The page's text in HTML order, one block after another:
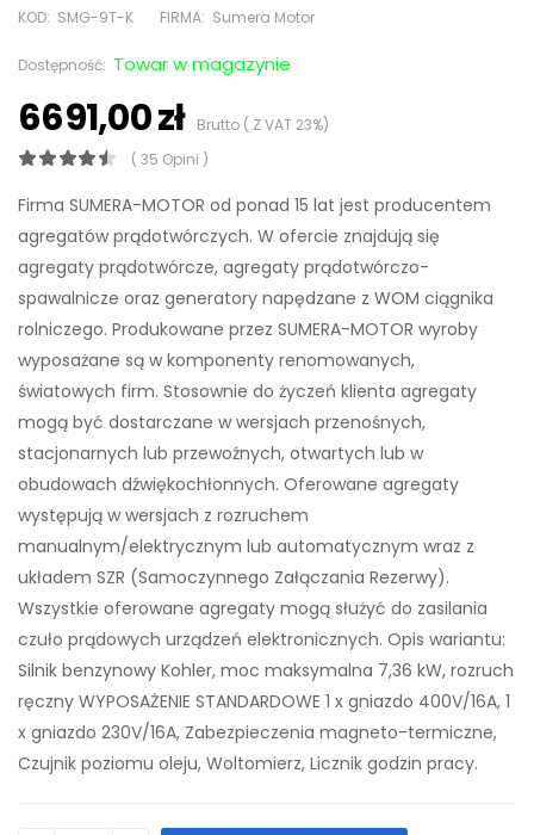
KOD: SMG-9T-K FIRMA: Sumera Motor
Dostępność: Towar w magazynie
6691,00 złBrutto ( Z VAT 23%)
( 35 Opini )
Firma SUMERA-MOTOR od ponad 15 lat jest producentem
agregatów prądotwórczych. W ofercie znajdują się
agregaty prądotwórcze, agregaty prądotwórczo-
spawalnicze oraz generatory napędzane z WOM ciągnika
rolniczego. Produkowane przez SUMERA-MOTOR wyroby
wyposażane są w komponenty renomowanych,
światowych firm. Stosownie do życzeń klienta agregaty
mogą być dostarczane w wersjach przenośnych,
stacjonarnych lub przewoźnych, otwartych lub w
obudowach dźwiękochłonnych. Oferowane agregaty
występują w wersjach z rozruchem
manualnym/elektrycznym lub automatycznym wraz z
układem SZR (Samoczynnego Załączania Rezerwy).
Wszystkie oferowane agregaty mogą służyć do zasilania
czuło prądowych urządzeń elektronicznych. Opis wariantu:
Silnik benzynowy Kohler, moc maksymalna 7,36 kW, rozruch
ręczny WYPOSAŻENIE STANDARDOWE 1 x gniazdo 400V/16A, 1
x gniazdo 230V/16A, Zabezpieczenia magneto-termiczne,
Czujnik poziomu oleju, Woltomierz, Licznik godzin pracy.